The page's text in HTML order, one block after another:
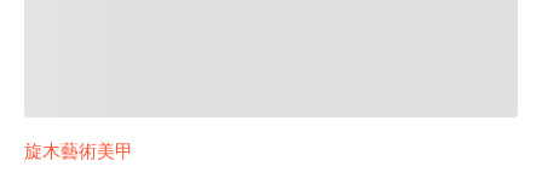
旋木藝術美甲